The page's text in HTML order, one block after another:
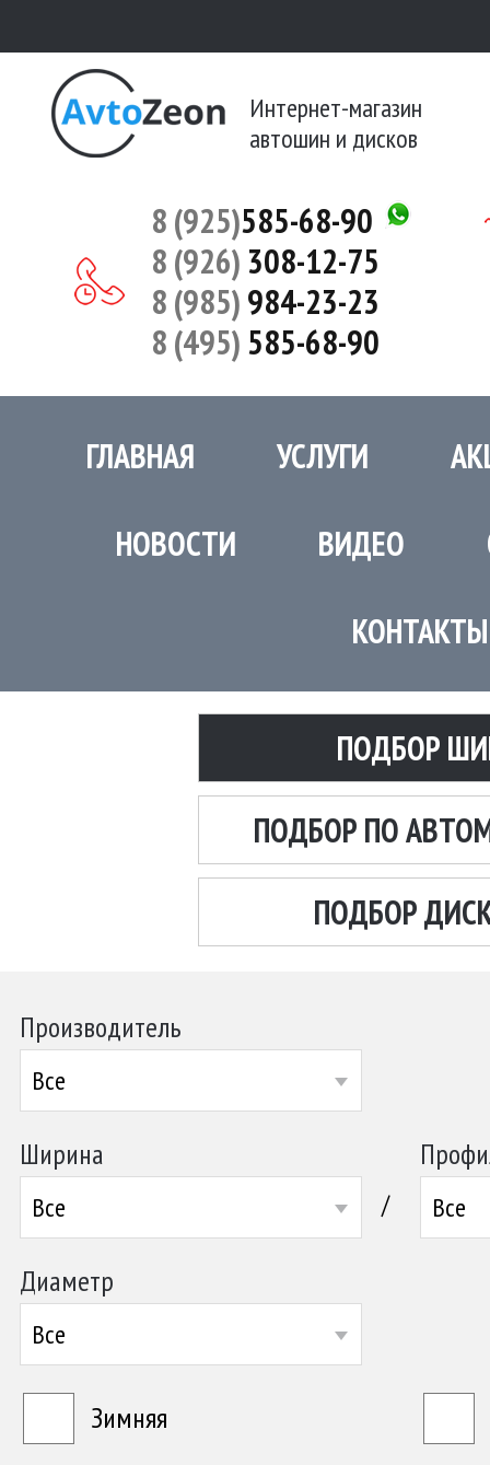
Интернет-магазин
автошин и дисков
8 (925)585-68-90
8 (926) 308-12-75
8 (985)984-23-23
8 (495)585-68-90
ГЛАВНАЯ УСЛУГИ
НОВОСТИ ВИДЕО
КОНТАКТЫ
ПОДБОР
ПОДБОР ПО
ПОДБОР
Производитель
Все
Ширина
Все / Все
Диаметр
Все
Зимняя